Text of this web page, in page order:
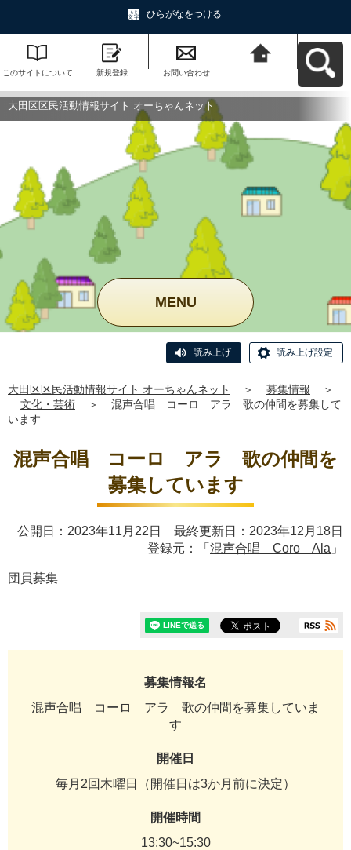
ひらがなをつける
このサイトについて 新規登録 お問い合わせ
ットへ戻る
大田区区民活動情報サイト オーちゃんネット
MENU
読み上げ 読み上げ設定
大田区区民活動情報サイト オーちゃんネット ＞ 募集情報
＞
文化・芸術
＞
混声合唱 コーロ アラ 歌の仲間を募集して
います
混声合唱 コーロ アラ 歌の仲間を
募集しています
公開日：2023年11月22日 最終更新日：2023年12月18日
登録元：「 混声合唱 Coro Ala 」
団員募集
募集情報名
混声合唱 コーロ アラ 歌の仲間を募集していま
す
開催日
毎月2回木曜日（開催日は3か月前に決定）
開催時間
13:30~15:30